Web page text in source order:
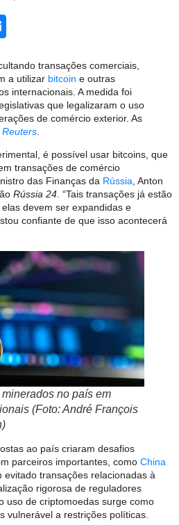
transações comerciais,
a utilizar bitcoin e outras
internacionais. A medida foi
que legalizaram o uso
de comércio exterior. As
Reuters
é possível usar bitcoins, que
transações de comércio
das Finanças da Rússia, Anton
Rússia 24. “Tais transações já estão
devem ser expandidas e
confiante de que isso acontecerá
no país em
(Foto: André François
ao país criaram desafios
parceiros importantes, como China
evitado transações relacionadas à
rigorosa de reguladores
uso de criptomoedas surge como
vulnerável a restrições políticas.